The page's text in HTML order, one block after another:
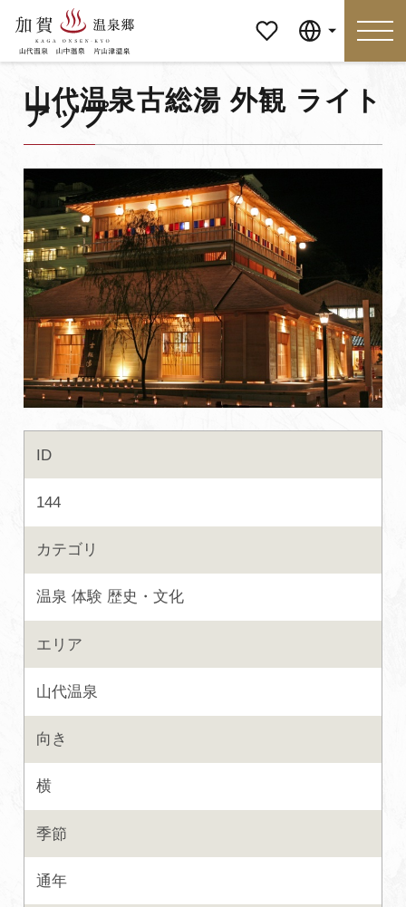
ージ
特集 おすすめの過ごし方
見どころ 食べる
おみやげ イベント
泊まる アクセス
マイページ
初めての加賀温泉郷
加賀に泊まって！北陸巡り♪
加賀 旅先納税
FAQ
Language
お知らせ
写真ダウンロード
よくあるご質問・お問い合わせ
プライバシーポリシー
山代温泉古総湯 外観 ライト
アップ
ID
144
カテゴリ
温泉 体験 歴史・文化
エリア
山代温泉
向き
横
季節
通年